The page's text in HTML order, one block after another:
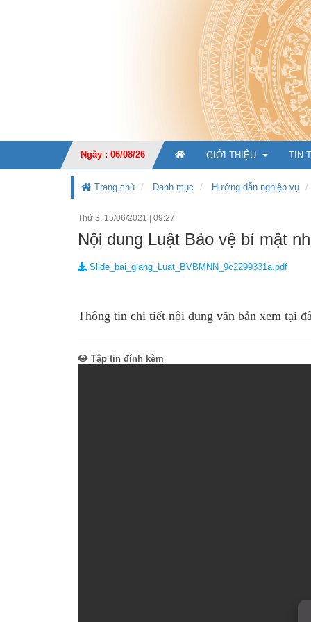
Ngày : 06/08/26 GIỚI THIỆU
CHỨC NĂNG, NHIỆM
TỔ CHỨC BỘ MÁY
Ban
TIN
Trang chủ Danh mục Hướng dẫn nghiệp vụ
Thứ 3, 15/06/2021 | 09:27
Nội dung Luật Bảo vệ bí mật
Slide_bai_giang_Luat_BVBMNN_9c2299331a.pdf
Thông tin chi tiết nội dung văn bản xem tại
Tập tin đính kèm